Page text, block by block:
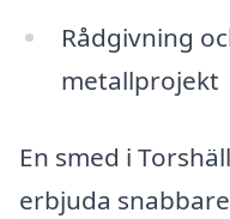
Rådgivning
metallprojekt
En smed i
erbjuda